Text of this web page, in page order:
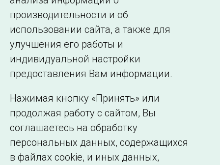
Подписаться на новости
©2005–2026 АО «СО ЕЭС»
Филиалы и
представительства
Сведения об
образовательной
организации
производительности и об
использовании сайта, а также для
улучшения его работы и
индивидуальной настройки
предоставления Вам информации.
Нажимая кнопку «Принять» или
продолжая работу с сайтом, Вы
соглашаетесь на обработку
персональных данных, содержащихся
в файлах cookie, и иных данных,